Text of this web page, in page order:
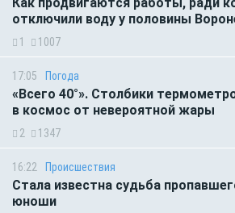
Как продвигаются работы, ради
отключили воду у половины
1 1007
17:05 Погода
«Всего 40°». Столбики
в космос от невероятной жары
2 1347
16:22 Происшествия
Стала известна судьба
юноши